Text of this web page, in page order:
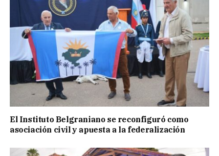
El Instituto Belgraniano se reconfiguró como
asociación civil y apuesta a la federalización